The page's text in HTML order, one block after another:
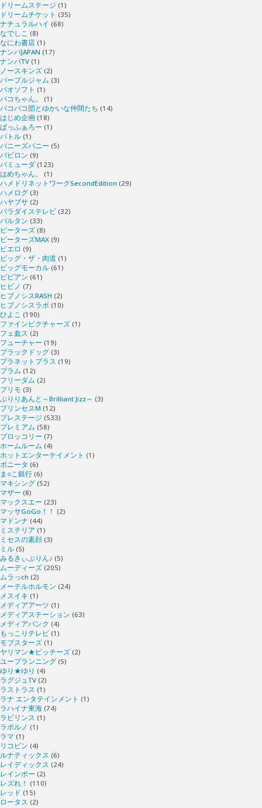
ドリームステージ (1)
ドリームチケット (35)
ナチュラルハイ (68)
なでしこ (8)
なにわ書店 (1)
ナンパJAPAN (17)
ナンパTV (1)
ノースキンズ (2)
パープルジャム (3)
パオソフト (1)
パコちゃん。
(1)
パコパコ団とゆかいな仲間たち (14)
はじめ企画 (18)
ばっふぁろー (1)
バトル (1)
バニーズバニー (5)
バビロン (9)
バミューダ (123)
はめちゃん。
(1)
ハメドリネットワークSecondEdition (29)
ハメログ (3)
ハヤブサ (2)
パラダイステレビ (32)
バルタン (33)
ピーターズ (8)
ピーターズMAX (9)
ピエロ (9)
ビッグ・ザ・肉道 (1)
ビッグモーカル (61)
ビビアン (61)
ヒビノ (7)
ヒプノシスRASH (2)
ヒプノシスラボ (10)
ひよこ (190)
ファインピクチャーズ (1)
フェ血ス (2)
フューチャー (19)
ブラックドッグ (3)
プラネットプラス (19)
プラム (12)
フリーダム (2)
プリモ (3)
ぶりりあんと～Brilliant Jizz～ (3)
プリンセスM (12)
プレステージ (533)
プレミアム (58)
ブロッコリー (7)
ホームルーム (4)
ホットエンターテイメント (1)
ボニータ (6)
ま○こ銀行 (6)
マキシング (52)
マザー (8)
マックスエー (23)
マッサGoGo！！ (2)
マドンナ (44)
ミステリア (1)
ミセスの素顔 (3)
ミル (5)
みるきぃぷりん♪ (5)
ムーディーズ (205)
ムラっch (2)
メーテルホルモン (24)
メスイキ (1)
メディアアーツ (1)
メディアステーション (63)
メディアバンク (4)
もっこりテレビ (1)
モブスターズ (1)
ヤリマン★ビッチーズ (2)
ユープランニング (5)
ゆり★ゆり (4)
ラグジュTV (2)
ラストラス (1)
ラナ エンタテインメント (1)
ラハイナ東海 (74)
ラビリンス (1)
ラポルノ (1)
ラマ (1)
リコピン (4)
ルナティックス (6)
レイディックス (24)
レインボー (2)
レズれ！ (110)
レッド (15)
ロータス (2)